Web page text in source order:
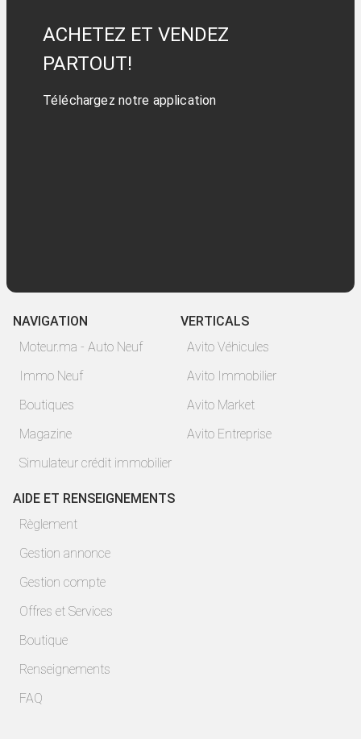
ACHETEZ ET VENDEZ
PARTOUT!
Téléchargez notre application
NAVIGATION
Moteur.ma - Auto Neuf
Immo Neuf
Boutiques
Magazine
Simulateur crédit immobilier
VERTICALS
Avito Véhicules
Avito Immobilier
Avito Market
Avito Entreprise
AIDE ET RENSEIGNEMENTS
Règlement
Gestion annonce
Gestion compte
Offres et Services
Boutique
Renseignements
FAQ